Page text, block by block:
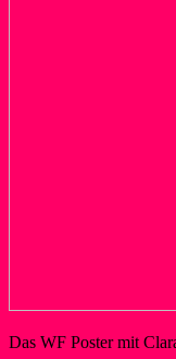
Das WF Poster mit